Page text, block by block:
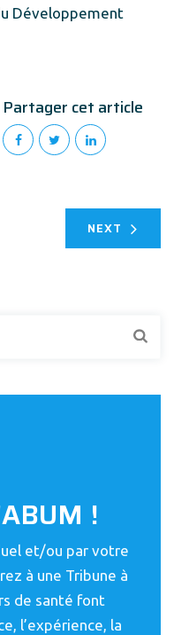
Développement
Partager cet article
NEXT
!
et/ou par votre
à une Tribune à
de santé font
l’expérience, la